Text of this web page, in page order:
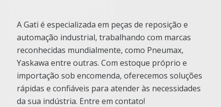
A Gati é especializada em peças de reposição e
automação industrial, trabalhando com marcas
reconhecidas mundialmente, como Pneumax,
Yaskawa entre outras. Com estoque próprio e
importação sob encomenda, oferecemos soluções
rápidas e confiáveis para atender às necessidades
da sua indústria. Entre em contato!